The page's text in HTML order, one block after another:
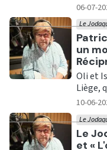
06-07-
un
Le
Oli et
Liège,
10-06-
Le
et «
Le